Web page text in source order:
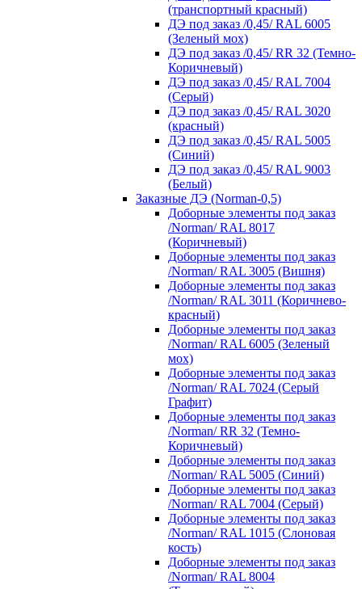
(транспортный красный)
ДЭ под заказ /0,45/ RAL 6005
(Зеленый мох)
ДЭ под заказ /0,45/ RR 32 (Темно-
Коричневый)
ДЭ под заказ /0,45/ RAL 7004
(Серый)
ДЭ под заказ /0,45/ RAL 3020
(красный)
ДЭ под заказ /0,45/ RAL 5005
(Синий)
ДЭ под заказ /0,45/ RAL 9003
(Белый)
Заказные ДЭ (Norman-0,5)
Доборные элементы под заказ
/Norman/ RAL 8017
(Коричневый)
Доборные элементы под заказ
/Norman/ RAL 3005 (Вишня)
Доборные элементы под заказ
/Norman/ RAL 3011 (Коричнево-
красный)
Доборные элементы под заказ
/Norman/ RAL 6005 (Зеленый
мох)
Доборные элементы под заказ
/Norman/ RAL 7024 (Серый
Графит)
Доборные элементы под заказ
/Norman/ RR 32 (Темно-
Коричневый)
Доборные элементы под заказ
/Norman/ RAL 5005 (Синий)
Доборные элементы под заказ
/Norman/ RAL 7004 (Серый)
Доборные элементы под заказ
/Norman/ RAL 1015 (Слоновая
кость)
Доборные элементы под заказ
/Norman/ RAL 8004